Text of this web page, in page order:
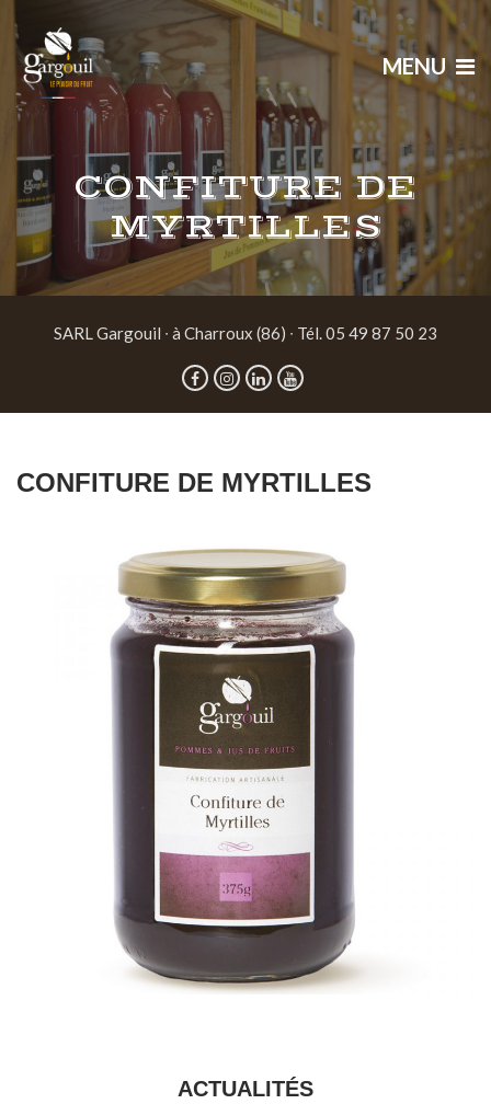
MENU
CONFITURE DE
MYRTILLES
SARL Gargouil ∙ à Charroux (86) ∙ Tél. 05 49 87 50 23
CONFITURE DE MYRTILLES
ACTUALITÉS